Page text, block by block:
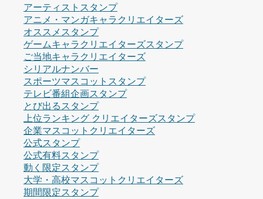
アーティストスタンプ
アニメ・マンガキャラクリエイターズ
オススメスタンプ
ゲームキャラクリエイターズスタンプ
ご当地キャラクリエイターズ
シリアルナンバー
スポーツマスコットスタンプ
テレビ番組企画スタンプ
とび出るスタンプ
上位ランキング クリエイターズスタンプ
企業マスコットクリエイターズ
公式スタンプ
公式有料スタンプ
動く限定スタンプ
大学・高校マスコットクリエイターズ
期間限定スタンプ